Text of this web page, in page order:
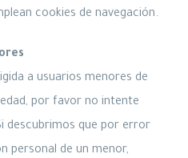
cookies de navegación.
a usuarios menores de
por favor no intente
descubrimos que por error
personal de un menor,